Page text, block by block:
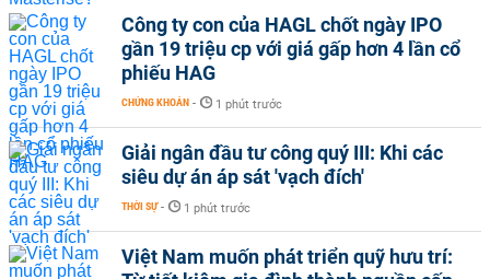
Công ty con của HAGL chốt ngày IPO
gần 19 triệu cp với giá gấp hơn 4 lần cổ
phiếu HAG
CHỨNG KHOÁN - 1 phút trước
Giải ngân đầu tư công quý III: Khi các
siêu dự án áp sát 'vạch đích'
THỜI SỰ - 1 phút trước
Việt Nam muốn phát triển quỹ hưu trí: